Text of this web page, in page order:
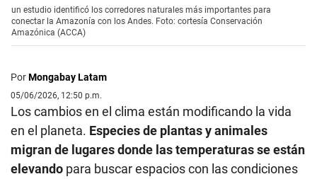
un estudio identificó los corredores naturales más importantes para
conectar la Amazonía con los Andes. Foto: cortesía Conservación
Amazónica (ACCA)
PorMongabay Latam
05/06/2026, 12:50 p.m.
Los cambios en el clima están modificando la vida
en el planeta. Especies de plantas y animales
migran de lugares donde las temperaturas se están
elevando para buscar espacios con las condiciones